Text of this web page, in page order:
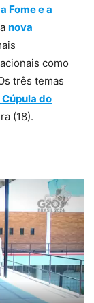
Fome e a
nova
como
três temas
do
(18).